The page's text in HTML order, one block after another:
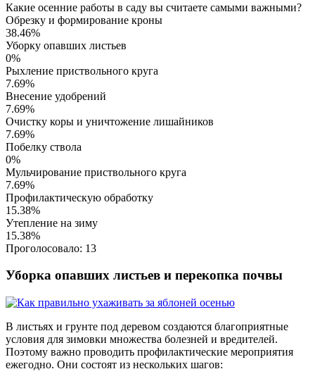
Какие осенние работы в саду вы считаете самыми важными?
Обрезку и формирование кроны
38.46%
Уборку опавших листьев
0%
Рыхление приствольного круга
7.69%
Внесение удобрений
7.69%
Очистку коры и уничтожение лишайников
7.69%
Побелку ствола
0%
Мульчирование приствольного круга
7.69%
Профилактическую обработку
15.38%
Утепление на зиму
15.38%
Проголосовало: 13
Уборка опавших листьев и перекопка почвы
В листьях и грунте под деревом создаются благоприятные
условия для зимовки множества болезней и вредителей.
Поэтому важно проводить профилактические мероприятия
ежегодно. Они состоят из нескольких шагов: